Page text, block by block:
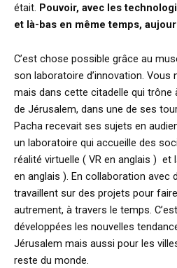
était. Pouvoir, avec les
et là-bas en même temps,
C’est chose possible grâce au
son laboratoire d’innovation. Vous
mais dans cette citadelle qui trône
de Jérusalem, dans une de ses
Pacha recevait ses sujets en
un laboratoire qui accueille des
réalité virtuelle ( VR en anglais ) et
en anglais ). En collaboration avec
travaillent sur des projets pour
autrement, à travers le temps.
développées les nouvelles
Jérusalem mais aussi pour les
reste du monde.